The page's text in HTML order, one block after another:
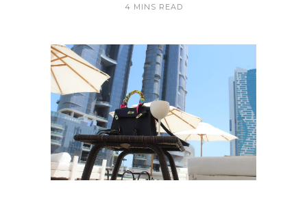
4 MINS READ